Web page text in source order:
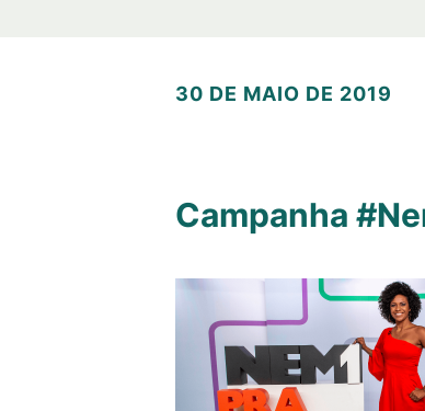
30 DE MAIO DE 2019
Campanha